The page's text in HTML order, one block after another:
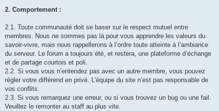
2. Comportement :
2.1. Toute communauté doit se baser sur le respect mutuel entre
membres. Nous ne sommes pas là pour vous apprendre les valeurs du
savoir-vivre, mais nous rappellerons à l’ordre toute atteinte à l’ambiance
du serveur. Le forum a toujours été, et restera, une plateforme d’échange
et de partage courtois et poli.
2.2. Si vous vous n’entendez pas avec un autre membre, vous pouvez
régler votre différend en privé. L'équipe du site n’est pas responsable de
vos conflits.
2.3. Si vous remarquez une erreur, ou si vous trouvez un bug ou une fail.
Veuillez le remonter au staff au plus vite.